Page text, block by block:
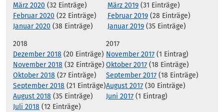
März 2020 (32 Einträge)
Februar 2020 (22 Einträge)
Januar 2020 (38 Einträge)
März 2019 (31 Einträge)
Februar 2019 (28 Einträge)
Januar 2019 (35 Einträge)
2018
Dezember 2018 (20 Einträge)
November 2018 (32 Einträge)
Oktober 2018 (27 Einträge)
September 2018 (21 Einträge)
August 2018 (35 Einträge)
Juli 2018 (12 Einträge)
2017
November 2017 (1 Eintrag)
Oktober 2017 (18 Einträge)
September 2017 (18 Einträge)
August 2017 (30 Einträge)
Juni 2017 (1 Eintrag)